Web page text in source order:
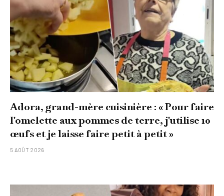
Adora, grand-mère cuisinière : « Pour faire
l'omelette aux pommes de terre, j'utilise 10
œufs et je laisse faire petit à petit »
5 AOÛT 2026